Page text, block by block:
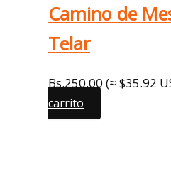
Camino de
Telar
Bs.250,00 (≈ $35.92
carrito